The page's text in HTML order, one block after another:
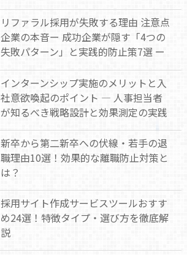
リファラル採用が失敗する理由 注意点
企業の本音ー 成功企業が隠す「4つの
失敗パターン」と実践的防止策7選 ー
インターンシップ実施のメリットと入
社意欲喚起のポイント — 人事担当者
が知るべき戦略設計と効果測定の実践
新卒から第二新卒への伏線・若手の退
職理由10選！効果的な離職防止対策と
は？
採用サイト作成サービスツールおすす
め24選！特徴タイプ・選び方を徹底解
説